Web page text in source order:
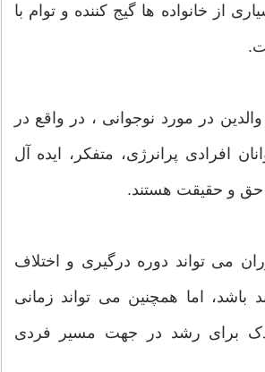
از خانواده ها گیج کننده و توام با
در مورد نوجوانی ، در واقع در
افرادی پرانرژی، متفکر، ایده آل
حق و حقیقت هستند.
می تواند دوره درگیری و اختلاف
باشد، اما همچنین می تواند زمانی
برای رشد در جهت مسیر فردی